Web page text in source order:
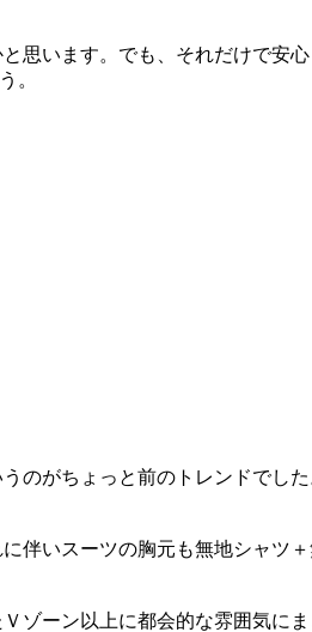
思います。でも、それだけで安
。
のがちょっと前のトレンドでし
伴いスーツの胸元も無地シャツ
ゾーン以上に都会的な雰囲気に